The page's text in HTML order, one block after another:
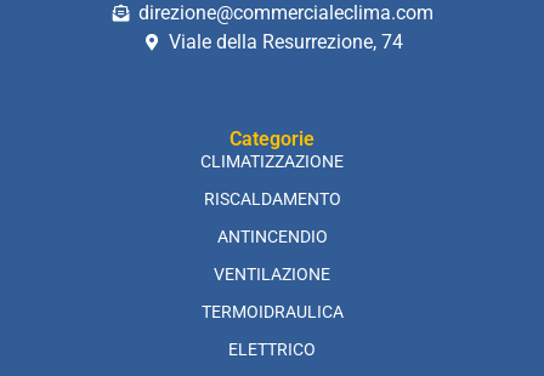
direzione@commercialeclima.com
Viale della Resurrezione, 74
Categorie
CLIMATIZZAZIONE
RISCALDAMENTO
ANTINCENDIO
VENTILAZIONE
TERMOIDRAULICA
ELETTRICO